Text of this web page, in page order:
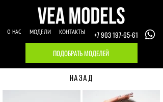
О НАС МОДЕЛИ КОНТАКТЫ
+7 903 197-65-61
ПОДОБРАТЬ МОДЕЛЕЙ
НАЗАД